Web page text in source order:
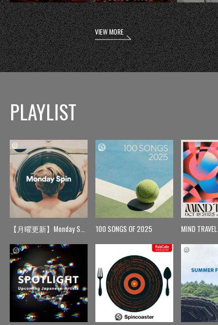
VIEW MORE
PLAYLIST
【月曜更新】Monday Spin 100 SONGS OF 2025 MIND TRAVEL